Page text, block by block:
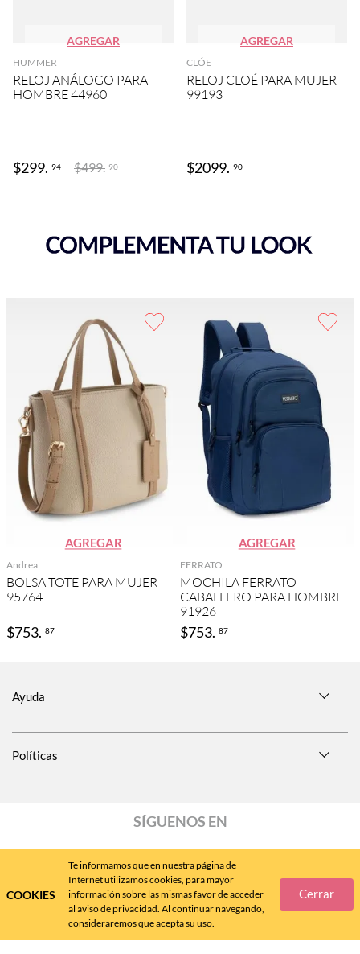
COOKIES
Te informamos que en nuestra página de
Internet utilizamos cookies, para mayor
información sobre las mismas favor de acceder
al aviso de privacidad. Al continuar navegando,
consideraremos que acepta su uso.
Cerrar
AGREGAR
HUMMER
RELOJ ANÁLOGO PARA
HOMBRE 44960
$299. 94 $499. 90
AGREGAR
CLÓE
RELOJ CLOÉ PARA MUJER
99193
$2099. 90
AGREGAR
Andrea
BOLSA TOTE PARA MUJER
95764
$753. 87
AGREGAR
FERRATO
MOCHILA FERRATO
CABALLERO PARA HOMBRE
91926
$753. 87
Ayuda
Políticas
SÍGUENOS EN
CallCenter477 788 4600